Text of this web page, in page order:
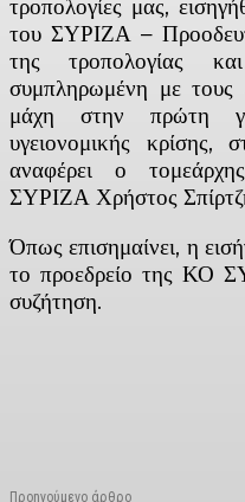
τροπολογίες μας,
του ΣΥΡΙΖΑ –
της τροπολογίας
συμπληρωμένη με τους
μάχη στην πρώτη
υγειονομικής κρίσης,
αναφέρει ο
ΣΥΡΙΖΑ Χρήστος
Όπως επισημαίνει, η
το προεδρείο της ΚΟ
συζήτηση.
Προηγούμενο άρθρο